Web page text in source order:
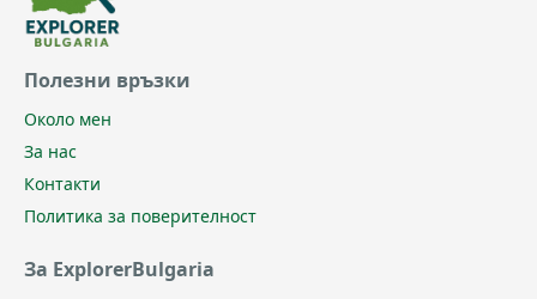
Полезни връзки
Около мен
За нас
Контакти
Политика за поверителност
За ExplorerBulgaria